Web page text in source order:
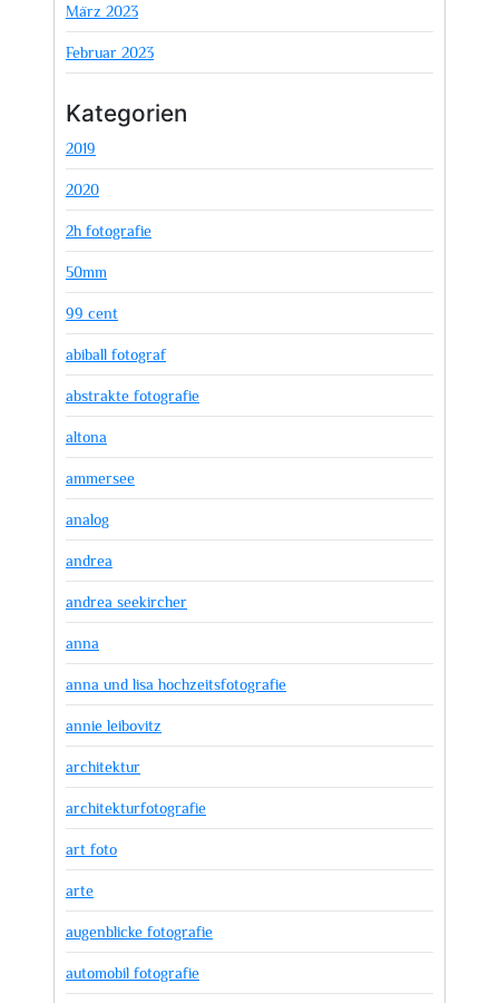
März 2023
Februar 2023
Kategorien
2019
2020
2h fotografie
50mm
99 cent
abiball fotograf
abstrakte fotografie
altona
ammersee
analog
andrea
andrea seekircher
anna
anna und lisa hochzeitsfotografie
annie leibovitz
architektur
architekturfotografie
art foto
arte
augenblicke fotografie
automobil fotografie